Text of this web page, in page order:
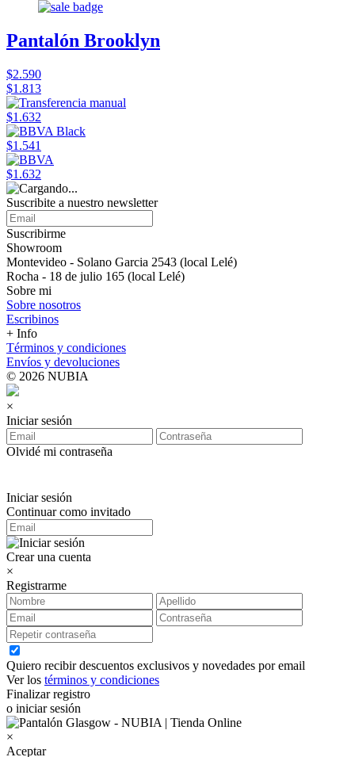
Pantalón Brooklyn
$2.590
$1.813
$1.632
$1.541
$1.632
Suscribite a nuestro newsletter
Suscribirme
Showroom
Montevideo - Solano Garcia 2543 (local Lelé)
Rocha - 18 de julio 165 (local Lelé)
Sobre mi
Sobre nosotros
Escribinos
+ Info
Términos y condiciones
Envíos y devoluciones
© 2026 NUBIA
×
Iniciar sesión
Olvidé mi contraseña
Iniciar sesión
Continuar como invitado
Crear una cuenta
×
Registrarme
Quiero recibir descuentos exclusivos y novedades por email
Ver los términos y condiciones
Finalizar registro
o iniciar sesión
×
Aceptar